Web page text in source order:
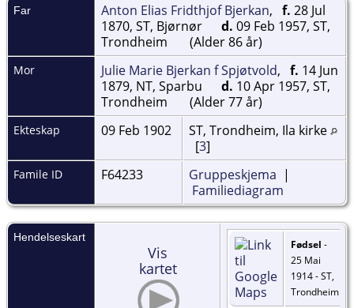
Far Anton Elias Fridthjof Bjerkan, f. 28 Jul
1870, ST, Bjørnør
d. 09 Feb 1957, ST,
Trondheim
(Alder 86 år)
Mor Julie Marie Bjerkan f Spjøtvold, f. 14 Jun
1879, NT, Sparbu
d. 10 Apr 1957, ST,
Trondheim
(Alder 77 år)
Ekteskap 09 Feb 1902
ST, Trondheim, Ila kirke
[3]
Famile ID F64233 Gruppeskjema |
Familiediagram
Hendelseskart
Vis
kartet
Fødsel -
25 Mai
1914 - ST,
Trondheim